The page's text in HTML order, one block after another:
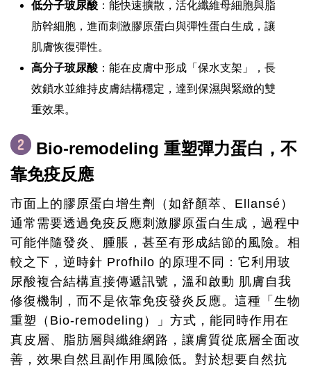
低分子玻尿酸 ：能快速擴散，活化纖維母細胞與脂
肪幹細胞，進而刺激膠原蛋白與彈性蛋白生成，讓
肌膚恢復彈性。
高分子玻尿酸 ：能在皮膚中形成「保水支架」，長
效鎖水並維持皮膚結構穩定，達到保濕與緊緻的雙
重效果。
Bio-remodeling 重塑彈力蛋白，不
靠免疫反應
市面上的膠原蛋白增生劑（如舒顏萃、Ellansé）
通常需要透過免疫反應刺激膠原蛋白生成，過程中
可能伴隨發炎、腫脹，甚至有形成結節的風險。相
較之下，逆時針 Profhilo 的原理不同：它利用玻
尿酸複合結構直接傳遞訊號，溫和啟動 肌膚自我
修復機制，而不是依靠免疫發炎反應。這種「生物
重塑（Bio-remodeling）」方式，能同時作用在
真皮層、脂肪層與纖維網路，讓膚質從底層全面改
善，效果自然且副作用風險低。對於想要自然抗